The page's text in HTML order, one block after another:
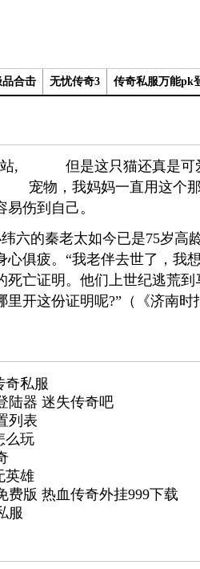
品合击 无忧传奇3 传奇私服万能pk
但是这只猫还真是可
宠物，我妈妈一直用这个
伤到自己。
的秦老太如今已是75岁高
心俱疲。“我老伴去世了，我
死亡证明。他们上世纪逃荒
里开这份证明呢?”（《济南时
奇私服
陆器 迷失传奇吧
列表
么玩
英雄
费版 热血传奇外挂999下载
服